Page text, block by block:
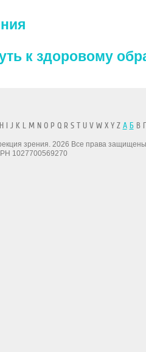
к здоровому
I J K L M N O P Q R S T U V W X Y Z А БВ
зрения. 2026 Все права
1027700569270